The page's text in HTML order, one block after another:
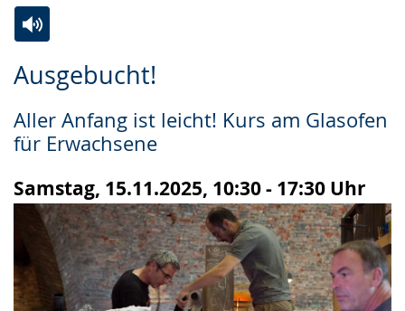
Ausgebucht!
Aller Anfang ist leicht! Kurs am Glasofen
für Erwachsene
Samstag, 15.11.2025, 10:30 - 17:30 Uhr
Leichten
wechseln.
Audio-
Video
Deutscher
wird
angezeigt.